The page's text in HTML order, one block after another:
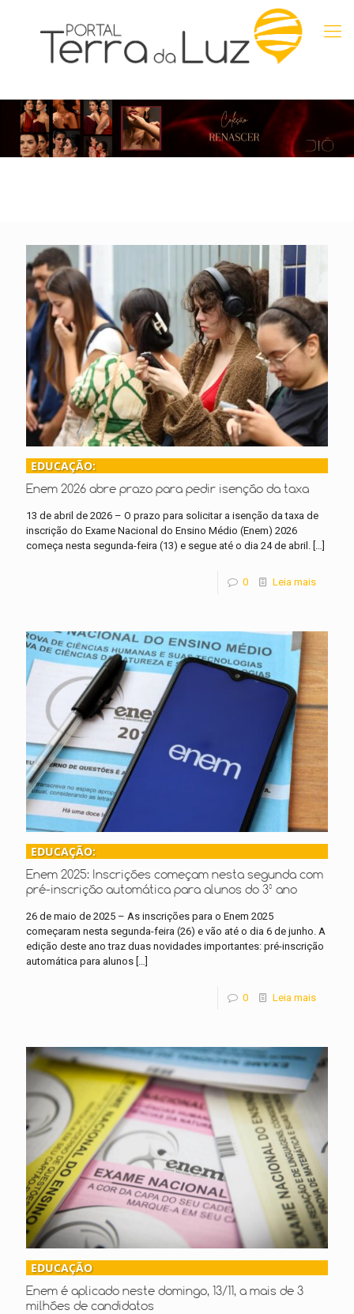
EDUCAÇÃO:
Enem 2026 abre prazo para pedir isenção da taxa
13 de abril de 2026 – O prazo para solicitar a isenção da taxa de
inscrição do Exame Nacional do Ensino Médio (Enem) 2026
começa nesta segunda-feira (13) e segue até o dia 24 de abril. […]
0 Leia mais
EDUCAÇÃO:
Enem 2025: Inscrições começam nesta segunda com
pré-inscrição automática para alunos do 3º ano
26 de maio de 2025 – As inscrições para o Enem 2025
começaram nesta segunda-feira (26) e vão até o dia 6 de junho. A
edição deste ano traz duas novidades importantes: pré-inscrição
automática para alunos […]
0 Leia mais
EDUCAÇÃO
Enem é aplicado neste domingo, 13/11, a mais de 3
milhões de candidatos